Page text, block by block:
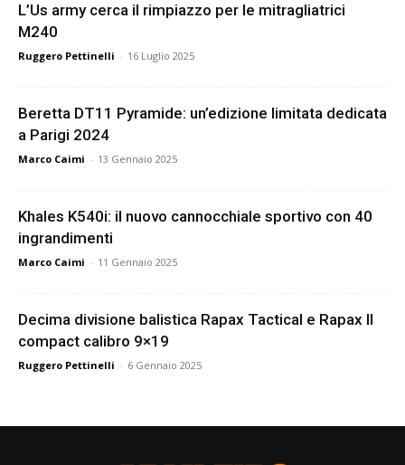
L’Us army cerca il rimpiazzo per le mitragliatrici
M240
Ruggero Pettinelli - 16 Luglio 2025
Beretta DT11 Pyramide: un’edizione limitata dedicata
a Parigi 2024
Marco Caimi - 13 Gennaio 2025
Khales K540i: il nuovo cannocchiale sportivo con 40
ingrandimenti
Marco Caimi - 11 Gennaio 2025
Decima divisione balistica Rapax Tactical e Rapax II
compact calibro 9×19
Ruggero Pettinelli - 6 Gennaio 2025